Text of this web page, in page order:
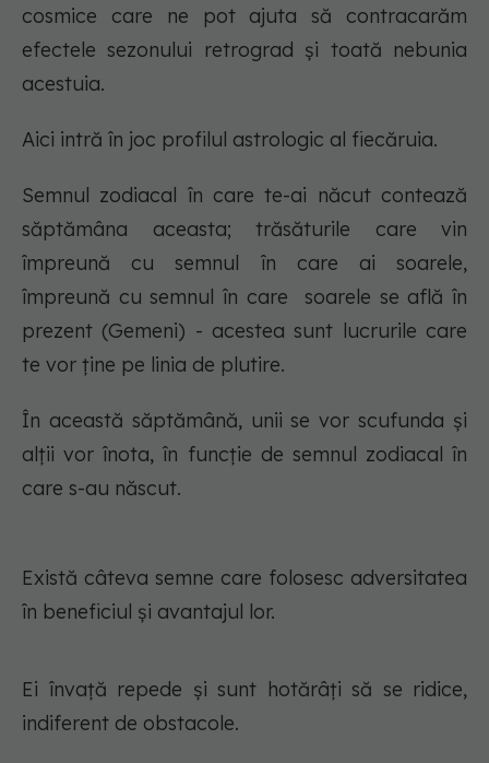
cosmice care ne pot ajuta să contracarăm
efectele sezonului retrograd și toată nebunia
acestuia.
Aici intră în joc profilul astrologic al fiecăruia.
Semnul zodiacal în care te-ai năcut contează
săptămâna aceasta; trăsăturile care vin
împreună cu semnul în care ai soarele,
împreună cu semnul în care soarele se află în
prezent (Gemeni) - acestea sunt lucrurile care
te vor ține pe linia de plutire.
În această săptămână, unii se vor scufunda și
alții vor înota, în funcție de semnul zodiacal în
care s-au născut.
Există câteva semne care folosesc adversitatea
în beneficiul și avantajul lor.
Ei învață repede și sunt hotărâți să se ridice,
indiferent de obstacole.